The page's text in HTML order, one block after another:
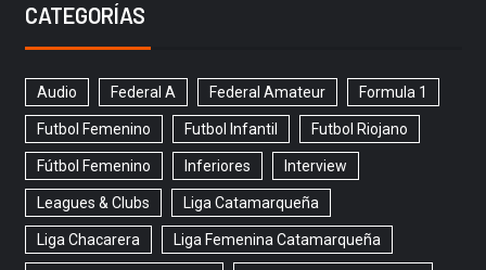
CATEGORÍAS
Audio Federal A Federal Amateur Formula 1
Futbol Femenino Futbol Infantil Futbol Riojano
Fútbol Femenino Inferiores Interview
Leagues & Clubs Liga Catamarqueña
Liga Chacarera Liga Femenina Catamarqueña